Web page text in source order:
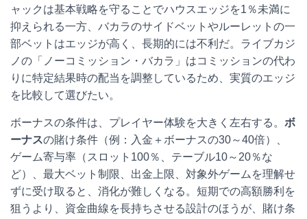
ャックは基本戦略を守ることでハウスエッジを1％未満に
抑えられる一方、バカラのサイドベットやルーレットの一
部ベットはエッジが高く、長期的には不利だ。ライブカジ
ノの「ノーコミッション・バカラ」はコミッションの代わ
りに特定結果時の配当を調整しているため、実質のエッジ
を比較して選びたい。
ボーナスの条件は、プレイヤー体験を大きく左右する。 ボ
ーナスの賭け条件（例：入金＋ボーナスの30～40倍）、
ゲーム寄与率（スロット100％、テーブル10～20％な
ど）、最大ベット制限、出金上限、対象外ゲームを理解せ
ずに受け取ると、消化が難しくなる。短期での高額勝利を
狙うより、資金曲線を長持ちさせる設計のほうが、賭け条